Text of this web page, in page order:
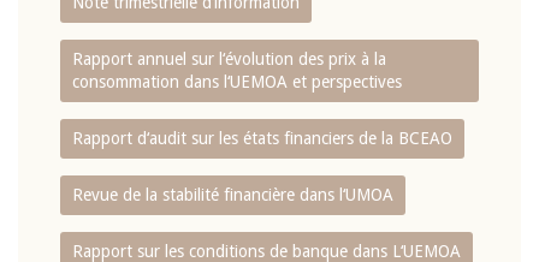
Rapport annuel sur l‘évolution des prix à la
consommation dans l‘UEMOA et perspectives
Rapport d‘audit sur les états financiers de la BCEAO
Revue de la stabilité financière dans l‘UMOA
Rapport sur les conditions de banque dans L‘UEMOA